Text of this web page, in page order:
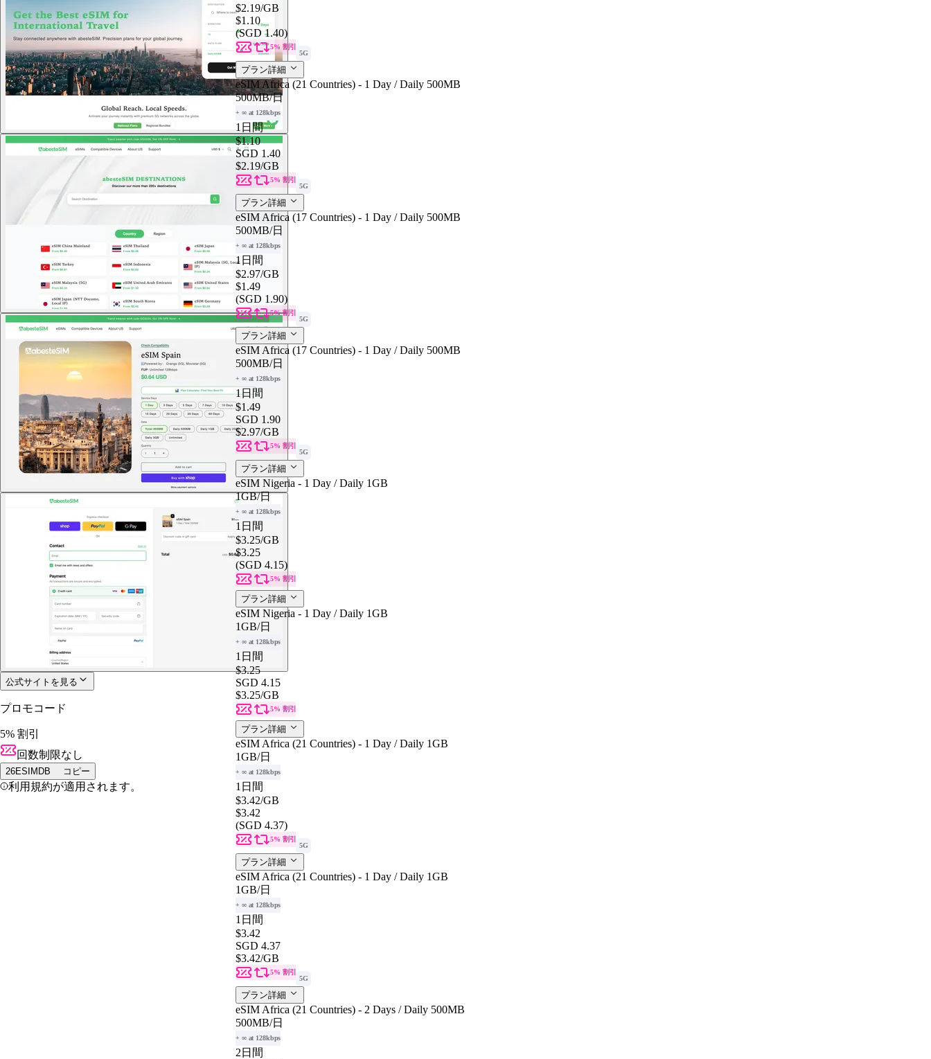
公式サイトを見る
プロモコード
5% 割引
回数制限なし
26ESIMDB コピー
利用規約が適用されます。
$2.19/GB
$1.10
(SGD 1.40)
5% 割引
5G
プラン詳細
eSIM Africa (21 Countries) - 1 Day / Daily 500MB
500MB/日
+ ∞ at 128kbps
1日間
$1.10
SGD 1.40
$2.19/GB
5% 割引
5G
プラン詳細
eSIM Africa (17 Countries) - 1 Day / Daily 500MB
500MB/日
+ ∞ at 128kbps
1日間
$2.97/GB
$1.49
(SGD 1.90)
5% 割引
5G
プラン詳細
eSIM Africa (17 Countries) - 1 Day / Daily 500MB
500MB/日
+ ∞ at 128kbps
1日間
$1.49
SGD 1.90
$2.97/GB
5% 割引
5G
プラン詳細
eSIM Nigeria - 1 Day / Daily 1GB
1GB/日
+ ∞ at 128kbps
1日間
$3.25/GB
$3.25
(SGD 4.15)
5% 割引
プラン詳細
eSIM Nigeria - 1 Day / Daily 1GB
1GB/日
+ ∞ at 128kbps
1日間
$3.25
SGD 4.15
$3.25/GB
5% 割引
プラン詳細
eSIM Africa (21 Countries) - 1 Day / Daily 1GB
1GB/日
+ ∞ at 128kbps
1日間
$3.42/GB
$3.42
(SGD 4.37)
5% 割引
5G
プラン詳細
eSIM Africa (21 Countries) - 1 Day / Daily 1GB
1GB/日
+ ∞ at 128kbps
1日間
$3.42
SGD 4.37
$3.42/GB
5% 割引
5G
プラン詳細
eSIM Africa (21 Countries) - 2 Days / Daily 500MB
500MB/日
+ ∞ at 128kbps
2日間